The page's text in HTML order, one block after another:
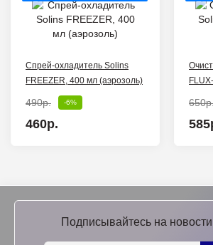
Спрей-охладитель Solins
FREEZER, 400 мл (аэрозоль)
490р. -6%
460р.
Подписывайтесь на